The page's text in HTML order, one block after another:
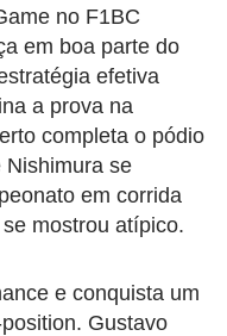
no F1BC
em boa parte do
efetiva
a prova na
completa o pódio
Nishimura se
em corrida
mostrou atípico.
e conquista um
Gustavo